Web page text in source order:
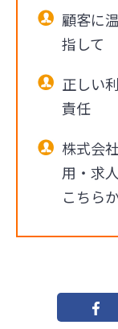
顧客に
指して
正しい
責任
株式会
用・求
こちら